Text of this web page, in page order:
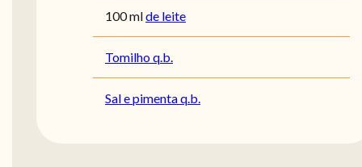
100mlde leite
Tomilho q.b.
Sal e pimenta q.b.